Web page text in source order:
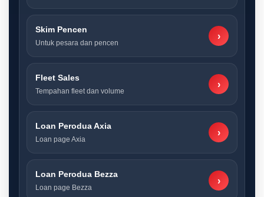
Skim Pencen
Untuk pesara dan pencen
›
Fleet Sales
Tempahan fleet dan volume
›
Loan Perodua Axia
Loan page Axia
›
Loan Perodua Bezza
Loan page Bezza
›